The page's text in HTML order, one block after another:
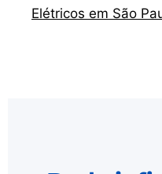
Elétricos em São